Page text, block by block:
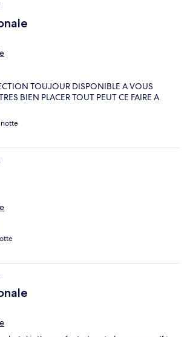
TOUJOUR DISPONIBLE A VOUS
BIEN PLACER TOUT PEUT CE FAIRE A
notte